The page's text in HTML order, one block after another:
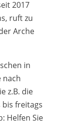
2017
ruft zu
Arche
in
nach
z.B. die
freitags
Helfen Sie